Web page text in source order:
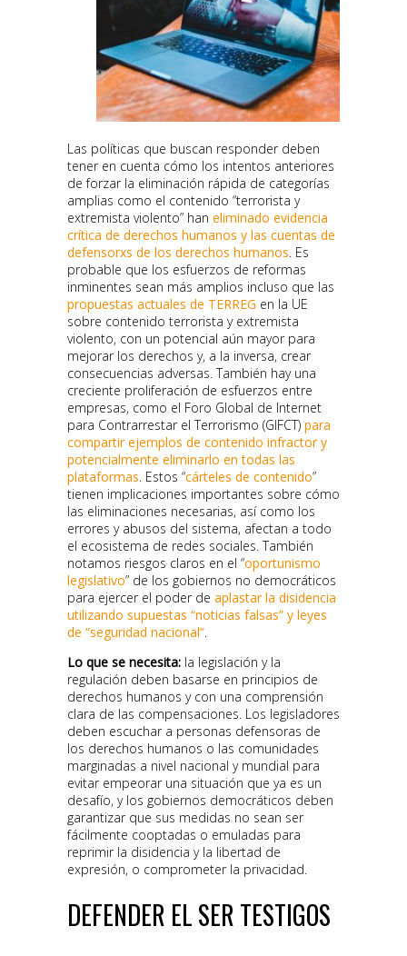
Las políticas que buscan responder deben
tener en cuenta cómo los intentos anteriores
de forzar la eliminación rápida de categorías
amplias como el contenido “terrorista y
extremista violento” han eliminado evidencia
crítica de derechos humanos y las cuentas de
defensorxs de los derechos humanos . Es
probable que los esfuerzos de reformas
inminentes sean más amplios incluso que las
propuestas actuales de TERREG en la UE
sobre contenido terrorista y extremista
violento, con un potencial aún mayor para
mejorar los derechos y, a la inversa, crear
consecuencias adversas. También hay una
creciente proliferación de esfuerzos entre
empresas, como el Foro Global de Internet
para Contrarrestar el Terrorismo (GIFCT) para
compartir ejemplos de contenido infractor y
potencialmente eliminarlo en todas las
plataformas . Estos “cárteles de contenido”
tienen implicaciones importantes sobre cómo
las eliminaciones necesarias, así como los
errores y abusos del sistema, afectan a todo
el ecosistema de redes sociales. También
notamos riesgos claros en el “oportunismo
legislativo” de los gobiernos no democráticos
para ejercer el poder de aplastar la disidencia
utilizando supuestas “noticias falsas” y leyes
de “seguridad nacional”
Lo que se necesita: la legislación y la
regulación deben basarse en principios de
derechos humanos y con una comprensión
clara de las compensaciones. Los legisladores
deben escuchar a personas defensoras de
los derechos humanos o las comunidades
marginadas a nivel nacional y mundial para
evitar empeorar una situación que ya es un
desafío, y los gobiernos democráticos deben
garantizar que sus medidas no sean ser
fácilmente cooptadas o emuladas para
reprimir la disidencia y la libertad de
expresión, o comprometer la privacidad.
DEFENDER EL SER TESTIGOS